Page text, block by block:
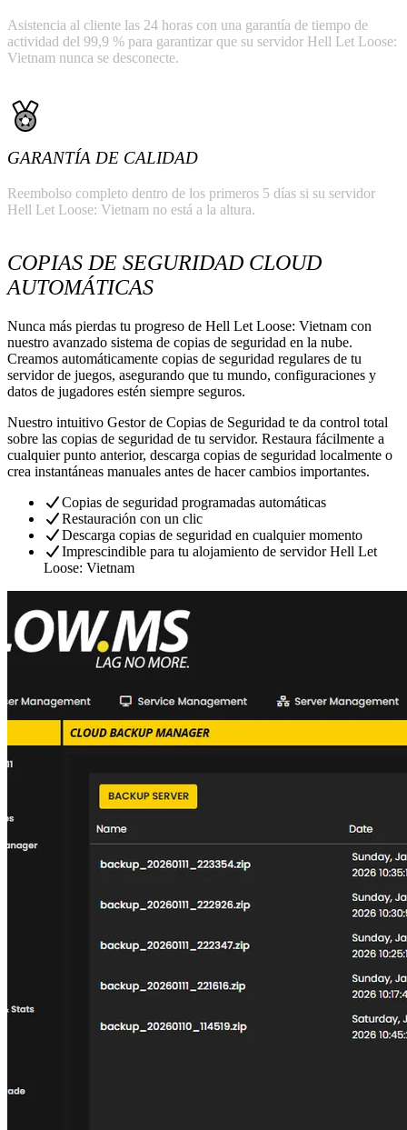
Asistencia al cliente las 24 horas con una garantía de tiempo de
actividad del 99,9 % para garantizar que su servidor Hell Let Loose:
Vietnam nunca se desconecte.
GARANTÍA DE CALIDAD
Reembolso completo dentro de los primeros 5 días si su servidor
Hell Let Loose: Vietnam no está a la altura.
COPIAS DE SEGURIDAD CLOUD
AUTOMÁTICAS
Nunca más pierdas tu progreso de Hell Let Loose: Vietnam con
nuestro avanzado sistema de copias de seguridad en la nube.
Creamos automáticamente copias de seguridad regulares de tu
servidor de juegos, asegurando que tu mundo, configuraciones y
datos de jugadores estén siempre seguros.
Nuestro intuitivo Gestor de Copias de Seguridad te da control total
sobre las copias de seguridad de tu servidor. Restaura fácilmente a
cualquier punto anterior, descarga copias de seguridad localmente o
crea instantáneas manuales antes de hacer cambios importantes.
Copias de seguridad programadas automáticas
Restauración con un clic
Descarga copias de seguridad en cualquier momento
Imprescindible para tu alojamiento de servidor Hell Let
Loose: Vietnam